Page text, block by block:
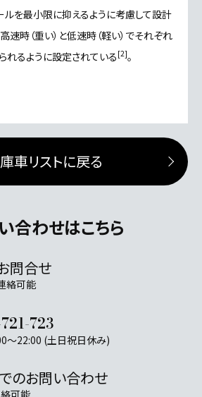
ルを最小限に抑えるように考慮して設計
速時（重い）と低速時（軽い）でそれぞれ
れるように設定されている [2]。
車リストに戻る
合わせはこちら
問合せ
絡可能
723
～22:00 (土日祝日休み)
のお問い合わせ